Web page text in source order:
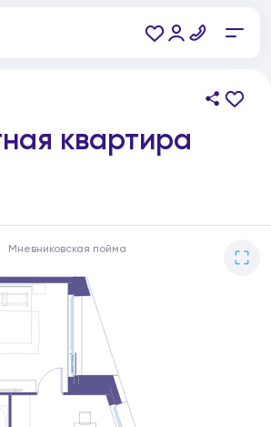
квартира
Мневниковская пойма